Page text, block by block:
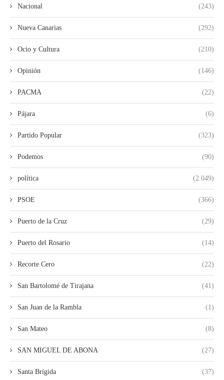
Nacional (243)
Nueva Canarias (292)
Ocio y Cultura (210)
Opinión (146)
PACMA (22)
Pájara (6)
Partido Popular (323)
Podemos (90)
política (2.049)
PSOE (366)
Puerto de la Cruz (29)
Puerto del Rosario (14)
Recorte Cero (22)
San Bartolomé de Tirajana (41)
San Juan de la Rambla (1)
San Mateo (8)
SAN MIGUEL DE ABONA (27)
Santa Brígida (37)